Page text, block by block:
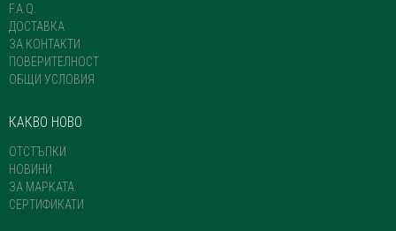
F.A.Q.
ДОСТАВКА
ЗА КОНТАКТИ
ПОВЕРИТЕЛНОСТ
ОБЩИ УСЛОВИЯ
КАКВО НОВО
ОТСТЪПКИ
НОВИНИ
ЗА МАРКАТА
СЕРТИФИКАТИ